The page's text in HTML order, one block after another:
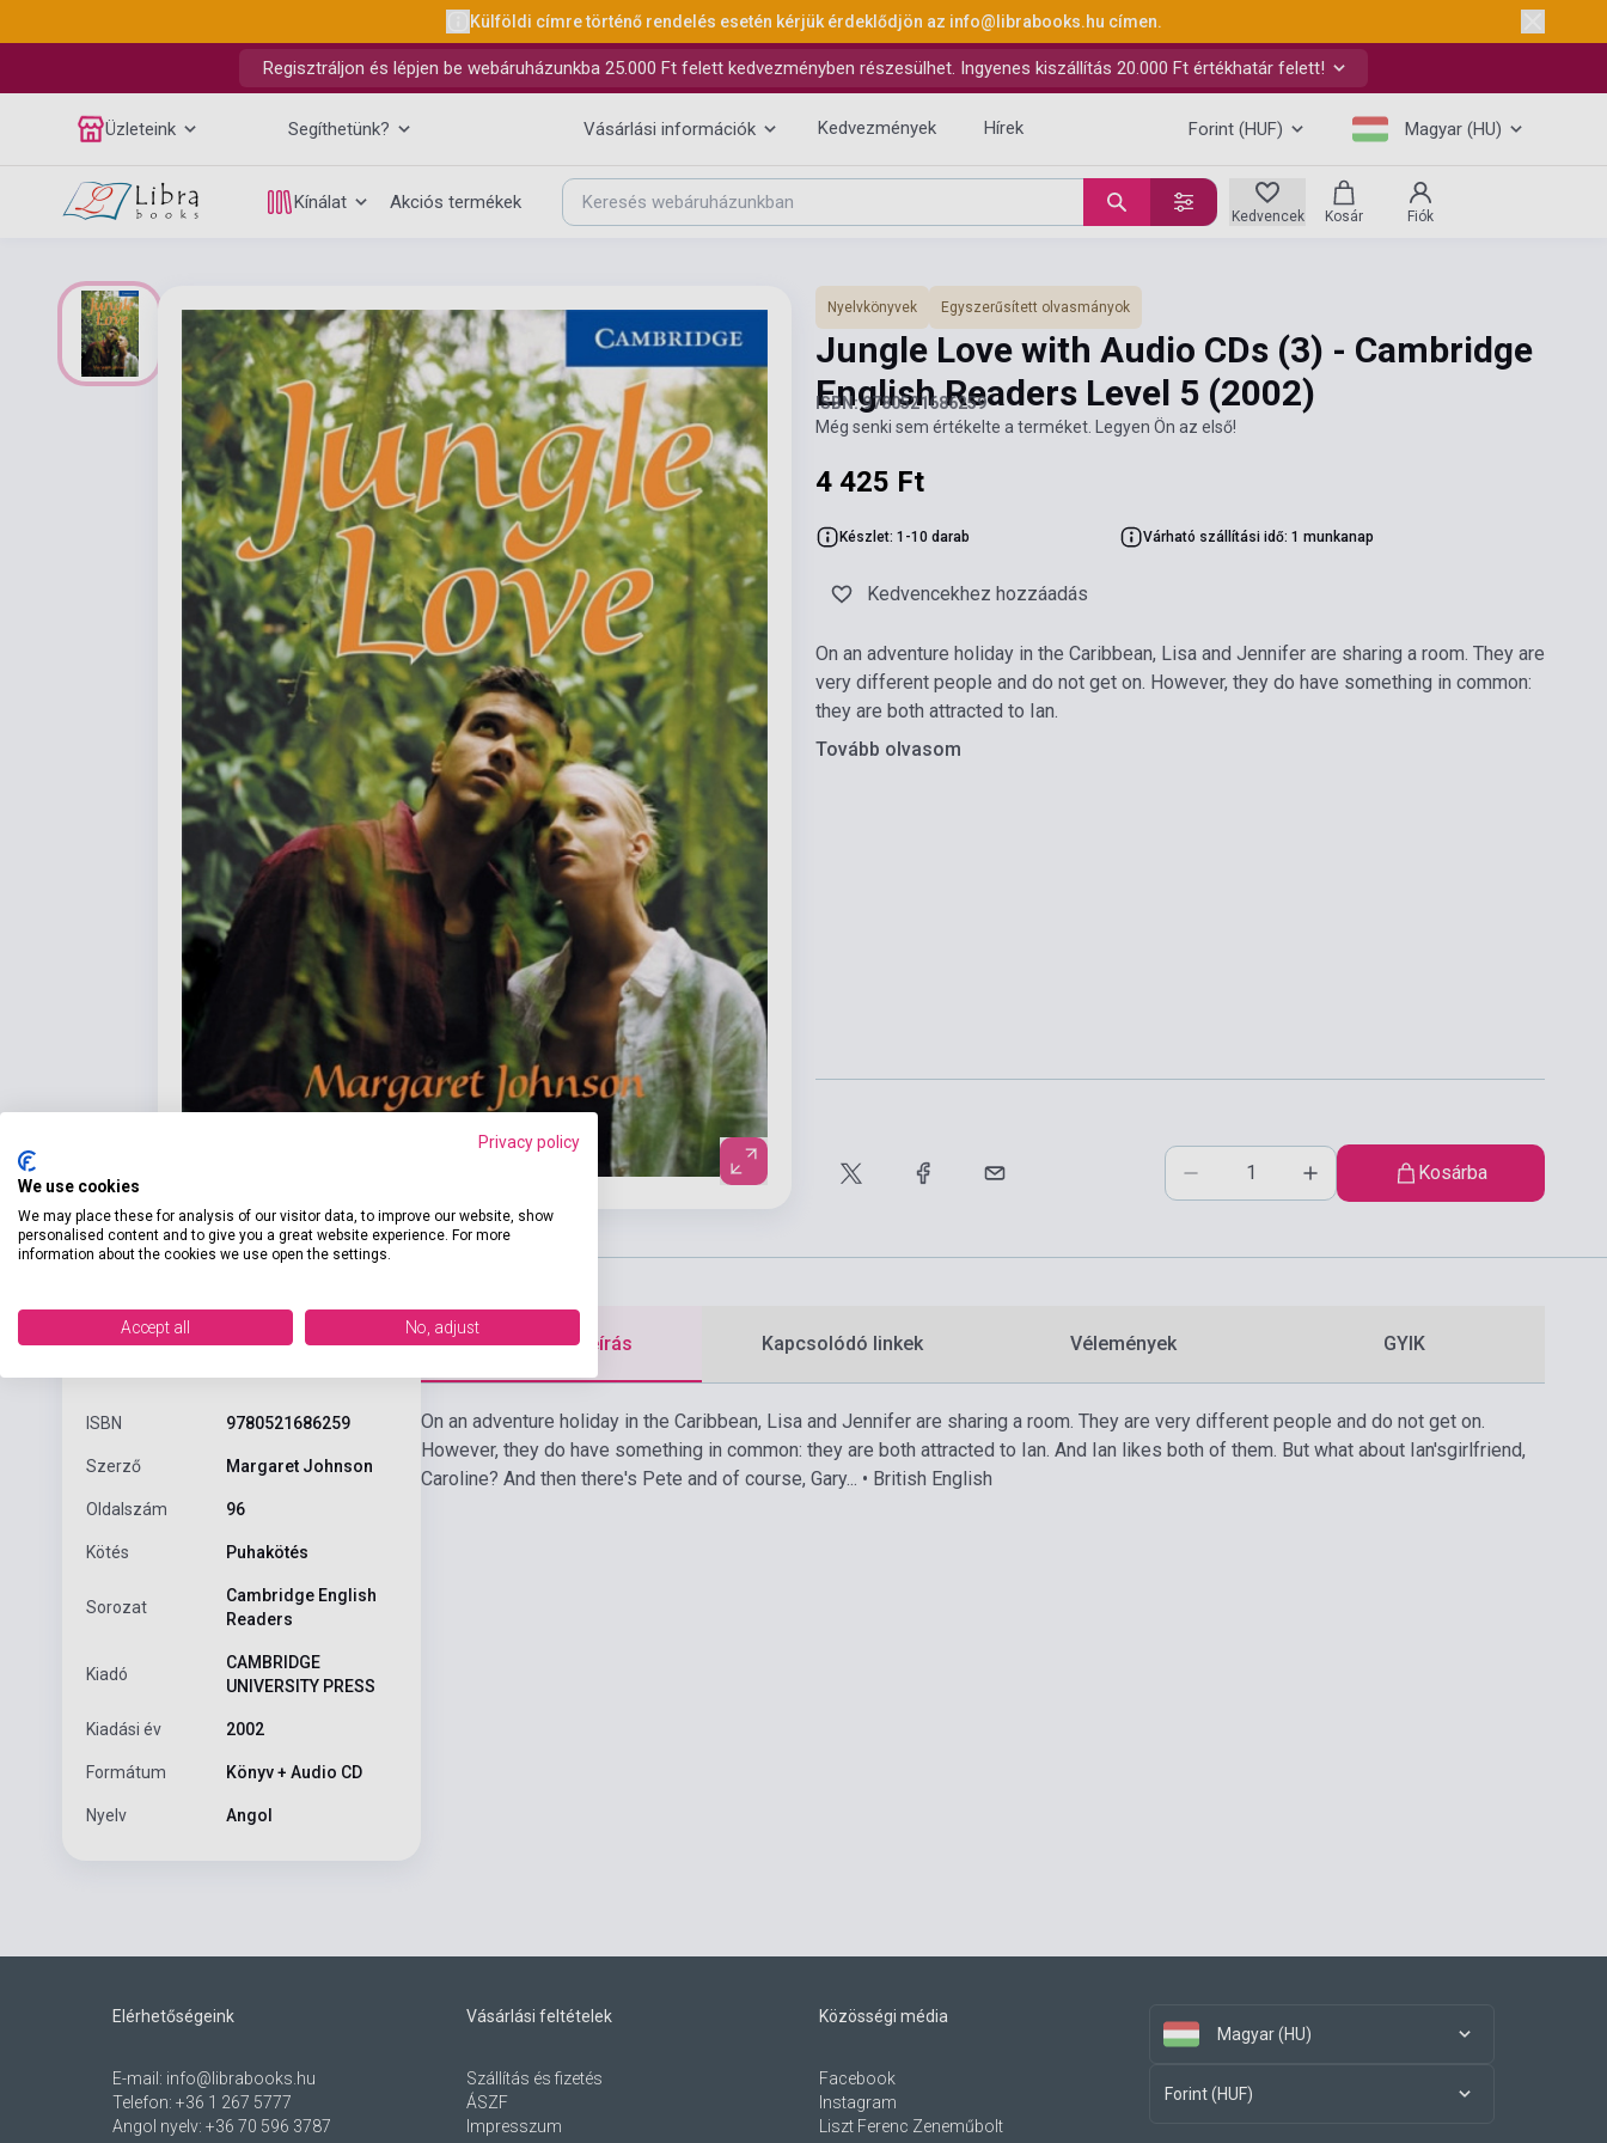
Külföldi címre történő rendelés esetén kérjük érdeklődjön az info@librabooks.hu címen.
Regisztráljon és lépjen be webáruházunkba 25.000 Ft felett kedvezményben részesülhet. Ingyenes kiszállítás 20.000 Ft értékhatár felett!
Üzleteink Segíthetünk? Vásárlási információk Kedvezmények Hírek Forint (HUF) Magyar (HU)
Kínálat Akciós termékek
Kedvencek Kosár Fiók
Nyelvkönyvek Egyszerűsített olvasmányok
Jungle Love with Audio CDs (3) - Cambridge
English Readers Level 5 (2002)
ISBN: 9780521686259
Még senki sem értékelte a terméket. Legyen Ön az első!
4 425 Ft
Készlet: 1-10 darab Várható szállítási idő: 1 munkanap
Kedvencekhez hozzáadás
On an adventure holiday in the Caribbean, Lisa and Jennifer are sharing a room. They are
very different people and do not get on. However, they do have something in common:
they are both attracted to Ian.
Tovább olvasom
Kosárba
Termékjellemzők
ISBN 9780521686259
Szerző Margaret Johnson
Oldalszám 96
Kötés Puhakötés
Sorozat
Cambridge English
Readers
Kiadó
CAMBRIDGE
UNIVERSITY PRESS
Kiadási év 2002
Formátum Könyv + Audio CD
Nyelv Angol
Részletes leírás Kapcsolódó linkek Vélemények GYIK
On an adventure holiday in the Caribbean, Lisa and Jennifer are sharing a room. They are very different people and do not get on.
However, they do have something in common: they are both attracted to Ian. And Ian likes both of them. But what about Ian'sgirlfriend,
Caroline? And then there's Pete and of course, Gary... • British English
Elérhetőségeink
E-mail: info@librabooks.hu
Telefon: +36 1 267 5777
Angol nyelv: +36 70 596 3787
Vásárlási feltételek
Szállítás és fizetés
ÁSZF
Impresszum
Közösségi média
Facebook
Instagram
Liszt Ferenc Zeneműbolt
Magyar (HU)
Forint (HUF)
Privacy policy
We use cookies
We may place these for analysis of our visitor data, to improve our website, show
personalised content and to give you a great website experience. For more
information about the cookies we use open the settings.
Accept all No, adjust